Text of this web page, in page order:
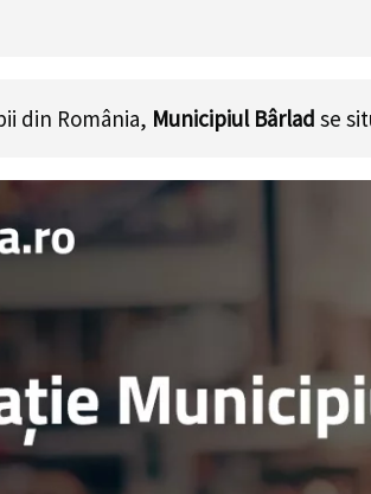
din România, Municipiul Bârlad se